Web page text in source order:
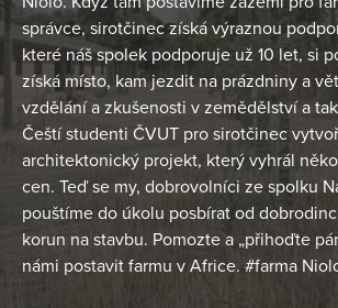
správce, sirotčinec získá výraznou
které náš spolek podporuje už 10 let, si
získá místo, kam jezdit na prázdniny a
vzdělání a zkušenosti v zemědělství a
Čeští studenti ČVUT pro sirotčinec
architektonický projekt, který vyhrál
cen. Teď se my, dobrovolníci ze spolku
pouštíme do úkolu posbírat od
korun na stavbu. Pomozte a „přihoďte
námi postavit farmu v Africe. #farma